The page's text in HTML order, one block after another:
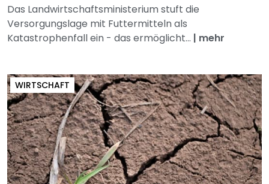
Das Landwirtschaftsministerium stuft die
Versorgungslage mit Futtermitteln als
Katastrophenfall ein - das ermöglicht... | mehr
WIRTSCHAFT